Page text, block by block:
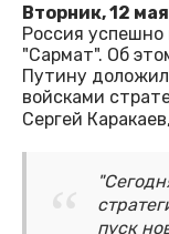
Вторник, 12
Россия успешно
"Сармат". Об
Путину
войсками
Сергей
пуск